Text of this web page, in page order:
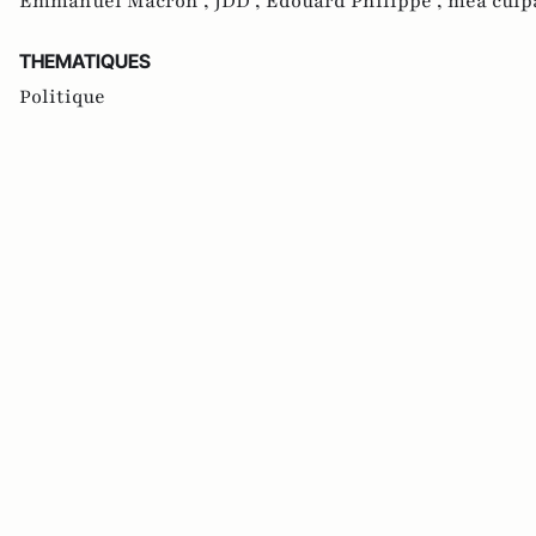
THEMATIQUES
Politique